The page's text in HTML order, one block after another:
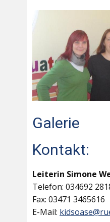
Galerie
Kontakt:
Leiterin Simone
Telefon: 034692
Fax: 03471 3465616
E-Mail: